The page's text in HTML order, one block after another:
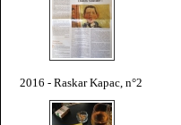
2016 - Raskar Kapac, n°2